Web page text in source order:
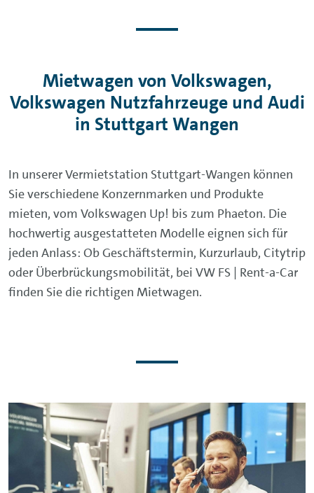
Mietwagen von Volkswagen,
Volkswagen Nutzfahrzeuge und Audi
in Stuttgart Wangen
In unserer Vermietstation Stuttgart-Wangen können
Sie verschiedene Konzernmarken und Produkte
mieten, vom Volkswagen Up! bis zum Phaeton. Die
hochwertig ausgestatteten Modelle eignen sich für
jeden Anlass: Ob Geschäftstermin, Kurzurlaub, Citytrip
oder Überbrückungsmobilität, bei VW FS | Rent-a-Car
finden Sie die richtigen Mietwagen.